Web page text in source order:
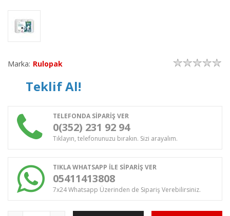
Marka: Rulopak
Teklif Al!
TELEFONDA SİPARİŞ VER
0(352) 231 92 94
Tıklayın, telefonunuzu bırakın. Sizi arayalım.
TIKLA WHATSAPP İLE SİPARİŞ VER
05411413808
7x24 Whatsapp Üzerinden de Sipariş Verebilirsiniz.